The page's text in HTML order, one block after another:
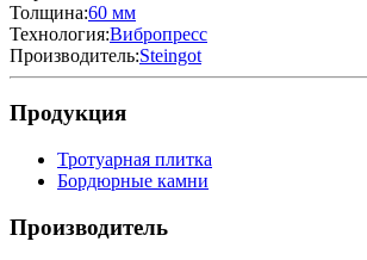
Толщина:60 мм
Технология:Вибропресс
Производитель:Steingot
Продукция
Тротуарная плитка
Бордюрные камни
Производитель